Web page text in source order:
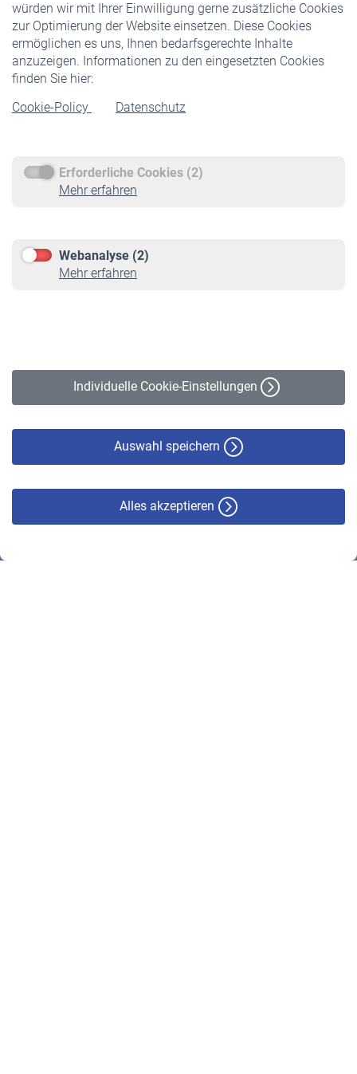
würden wir mit Ihrer Einwilligung gerne zusätzliche Cookies
zur Optimierung der Website einsetzen. Diese Cookies
ermöglichen es uns, Ihnen bedarfsgerechte Inhalte
anzuzeigen. Informationen zu den eingesetzten Cookies
finden Sie hier:
Cookie-Policy
Datenschutz
Erforderliche Cookies (2)
Mehr erfahren
Webanalyse (2)
Mehr erfahren
Individuelle Cookie-Einstellungen
Auswahl speichern
Alles akzeptieren
Veranstaltungen
Rentner
Rentenbeginn
Rente beantragen
Service
Informationen
Online-Rechner
VBLnewsletter
Erklärung zur Barrierefreiheit
© VBL 2026